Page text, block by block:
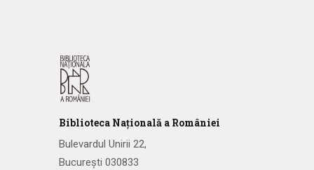
Biblioteca Națională a României
Bulevardul Unirii 22,
București 030833